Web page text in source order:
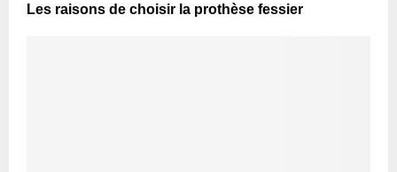
Les raisons de choisir la prothèse fessier